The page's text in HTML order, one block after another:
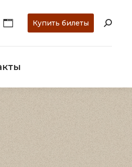
Купить билеты
работа Контакты